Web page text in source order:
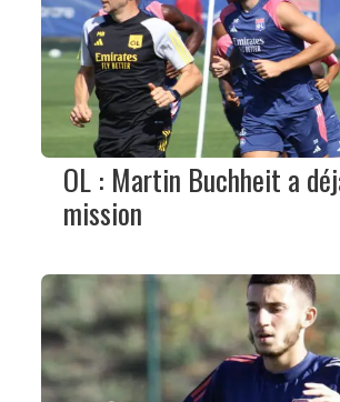
OL : Martin Buchheit a
mission